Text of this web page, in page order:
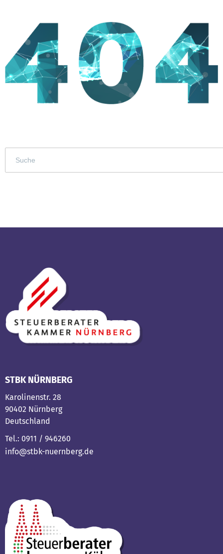
STBK NÜRNBERG
Karolinenstr. 28
90402 Nürnberg
Deutschland
Tel.: 0911 / 946260
info@stbk-nuernberg.de